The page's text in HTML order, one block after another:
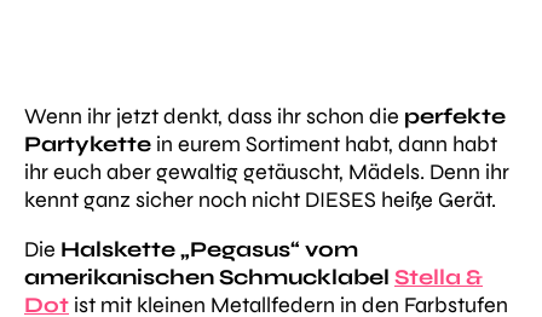
Wenn ihr jetzt denkt, dass ihr schon die perfekte
Partykette in eurem Sortiment habt, dann habt
ihr euch aber gewaltig getäuscht, Mädels. Denn ihr
kennt ganz sicher noch nicht DIESES heiße Gerät.
Die Halskette „Pegasus“ vom
amerikanischen Schmucklabel Stella &
Dot ist mit kleinen Metallfedern in den Farbstufen